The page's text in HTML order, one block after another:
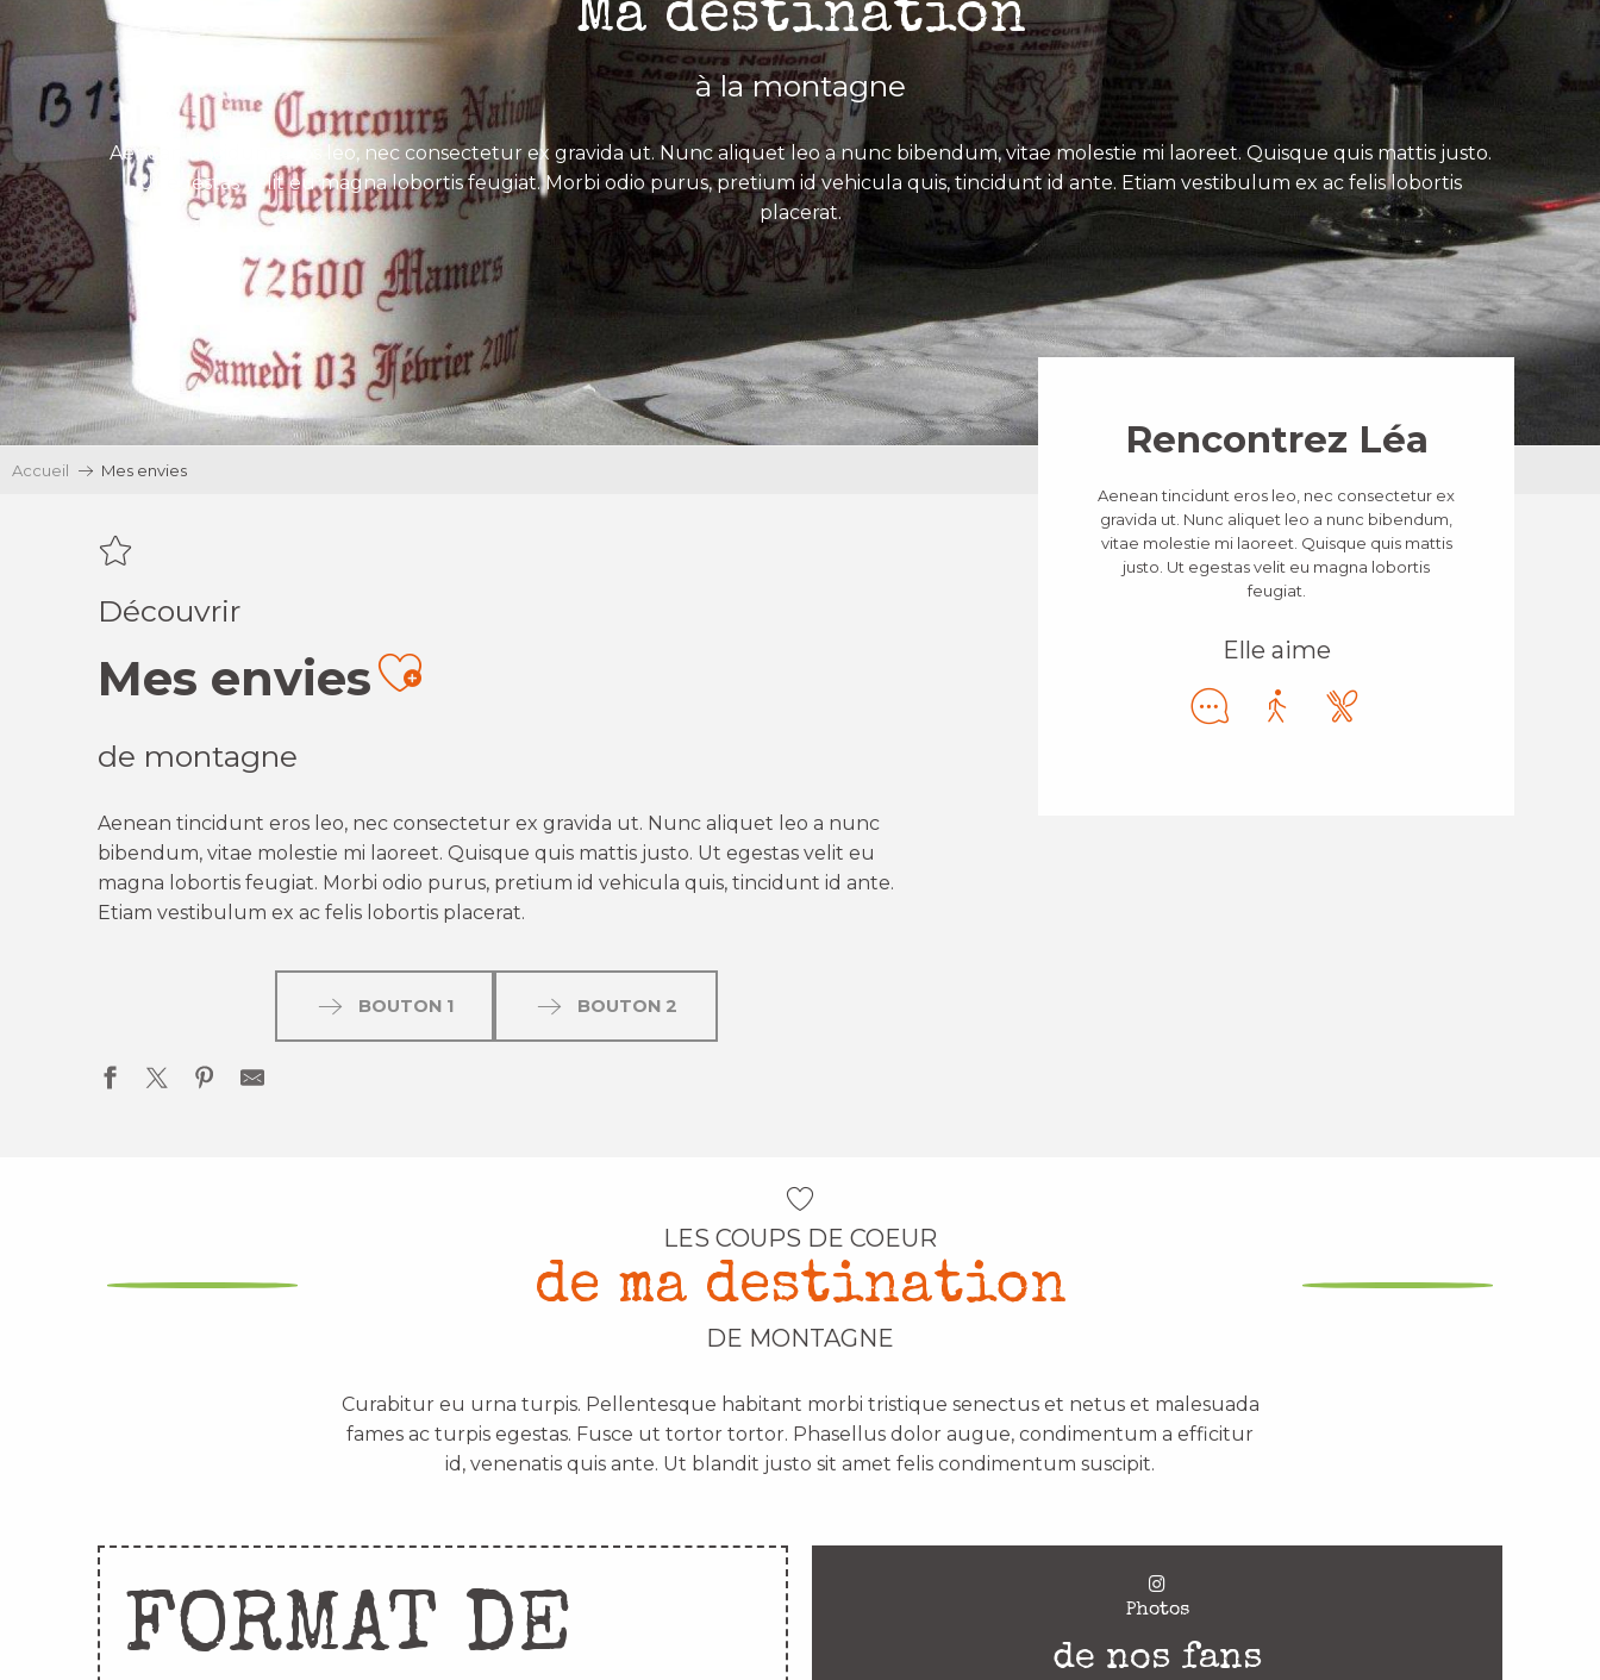
Ma destination
à la montagne
Aenean tincidunt eros leo, nec consectetur ex gravida ut. Nunc aliquet leo a nunc bibendum, vitae molestie mi laoreet. Quisque quis mattis justo.
Ut egestas velit eu magna lobortis feugiat. Morbi odio purus, pretium id vehicula quis, tincidunt id ante. Etiam vestibulum ex ac felis lobortis
placerat.
Accueil Mes envies
Découvrir
Mes enviesAjouter aux favoris
de montagne
Aenean tincidunt eros leo, nec consectetur ex gravida ut. Nunc aliquet leo a nunc
bibendum, vitae molestie mi laoreet. Quisque quis mattis justo. Ut egestas velit eu
magna lobortis feugiat. Morbi odio purus, pretium id vehicula quis, tincidunt id ante.
Etiam vestibulum ex ac felis lobortis placerat.
BOUTON 1 BOUTON 2
Rencontrez Léa
Aenean tincidunt eros leo, nec consectetur ex
gravida ut. Nunc aliquet leo a nunc bibendum,
vitae molestie mi laoreet. Quisque quis mattis
justo. Ut egestas velit eu magna lobortis
feugiat.
Elle aime
LES COUPS DE COEUR
de ma destination
DE MONTAGNE
Curabitur eu urna turpis. Pellentesque habitant morbi tristique senectus et netus et malesuada
fames ac turpis egestas. Fusce ut tortor tortor. Phasellus dolor augue, condimentum a efficitur
id, venenatis quis ante. Ut blandit justo sit amet felis condimentum suscipit.
FORMAT DE
Photos
de nos fans